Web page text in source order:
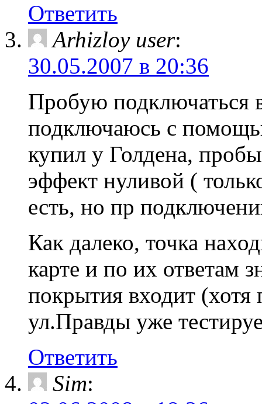
Ответить
Arhizloy user:
30.05.2007 в 20:36
Пробую подключаться
подключаюсь с
купил у Голдена,
эффект нуливой (
есть, но пр
Как далеко, точка
карте и по их ответам
покрытия входит (хотя
ул.Правды уже
Ответить
Sim: